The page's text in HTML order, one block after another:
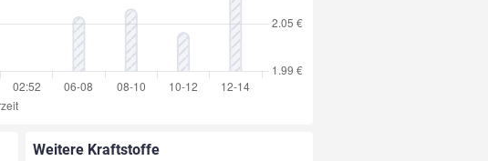
Weitere Kraftstoffe